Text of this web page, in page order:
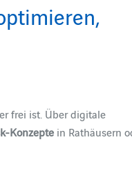
frei ist. Über digitale
Konzepte in Rathäusern